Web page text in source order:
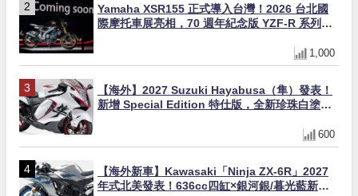
Yamaha XSR155 正式導入台灣！2026 台北國
際摩托車展亮相，70 週年紀念版 YZF-R 系列限
1,000
【海外】2027 Suzuki Hayabusa（隼）發表！
新增 Special Edition 特仕版，全新珍珠白塗裝
600
【海外新車】Kawasaki「Ninja ZX-6R」2027
年式北美發表！636cc四缸×銀河銀/暮光藍新色